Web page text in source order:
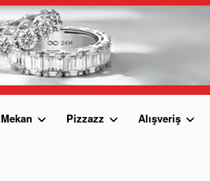
Mekan Pizzazz Alışveriş